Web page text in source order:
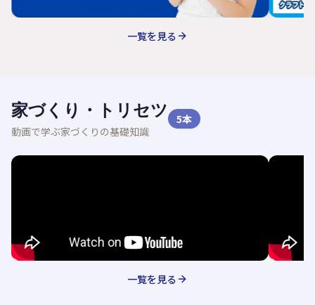
一覧を見る
家づくり・トリセツ
動画で学ぶ家づくりの基礎知識
5本
一覧を見る